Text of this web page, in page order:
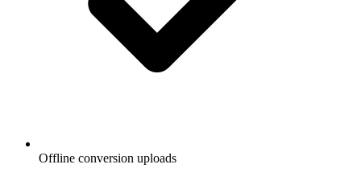
Offline conversion uploads